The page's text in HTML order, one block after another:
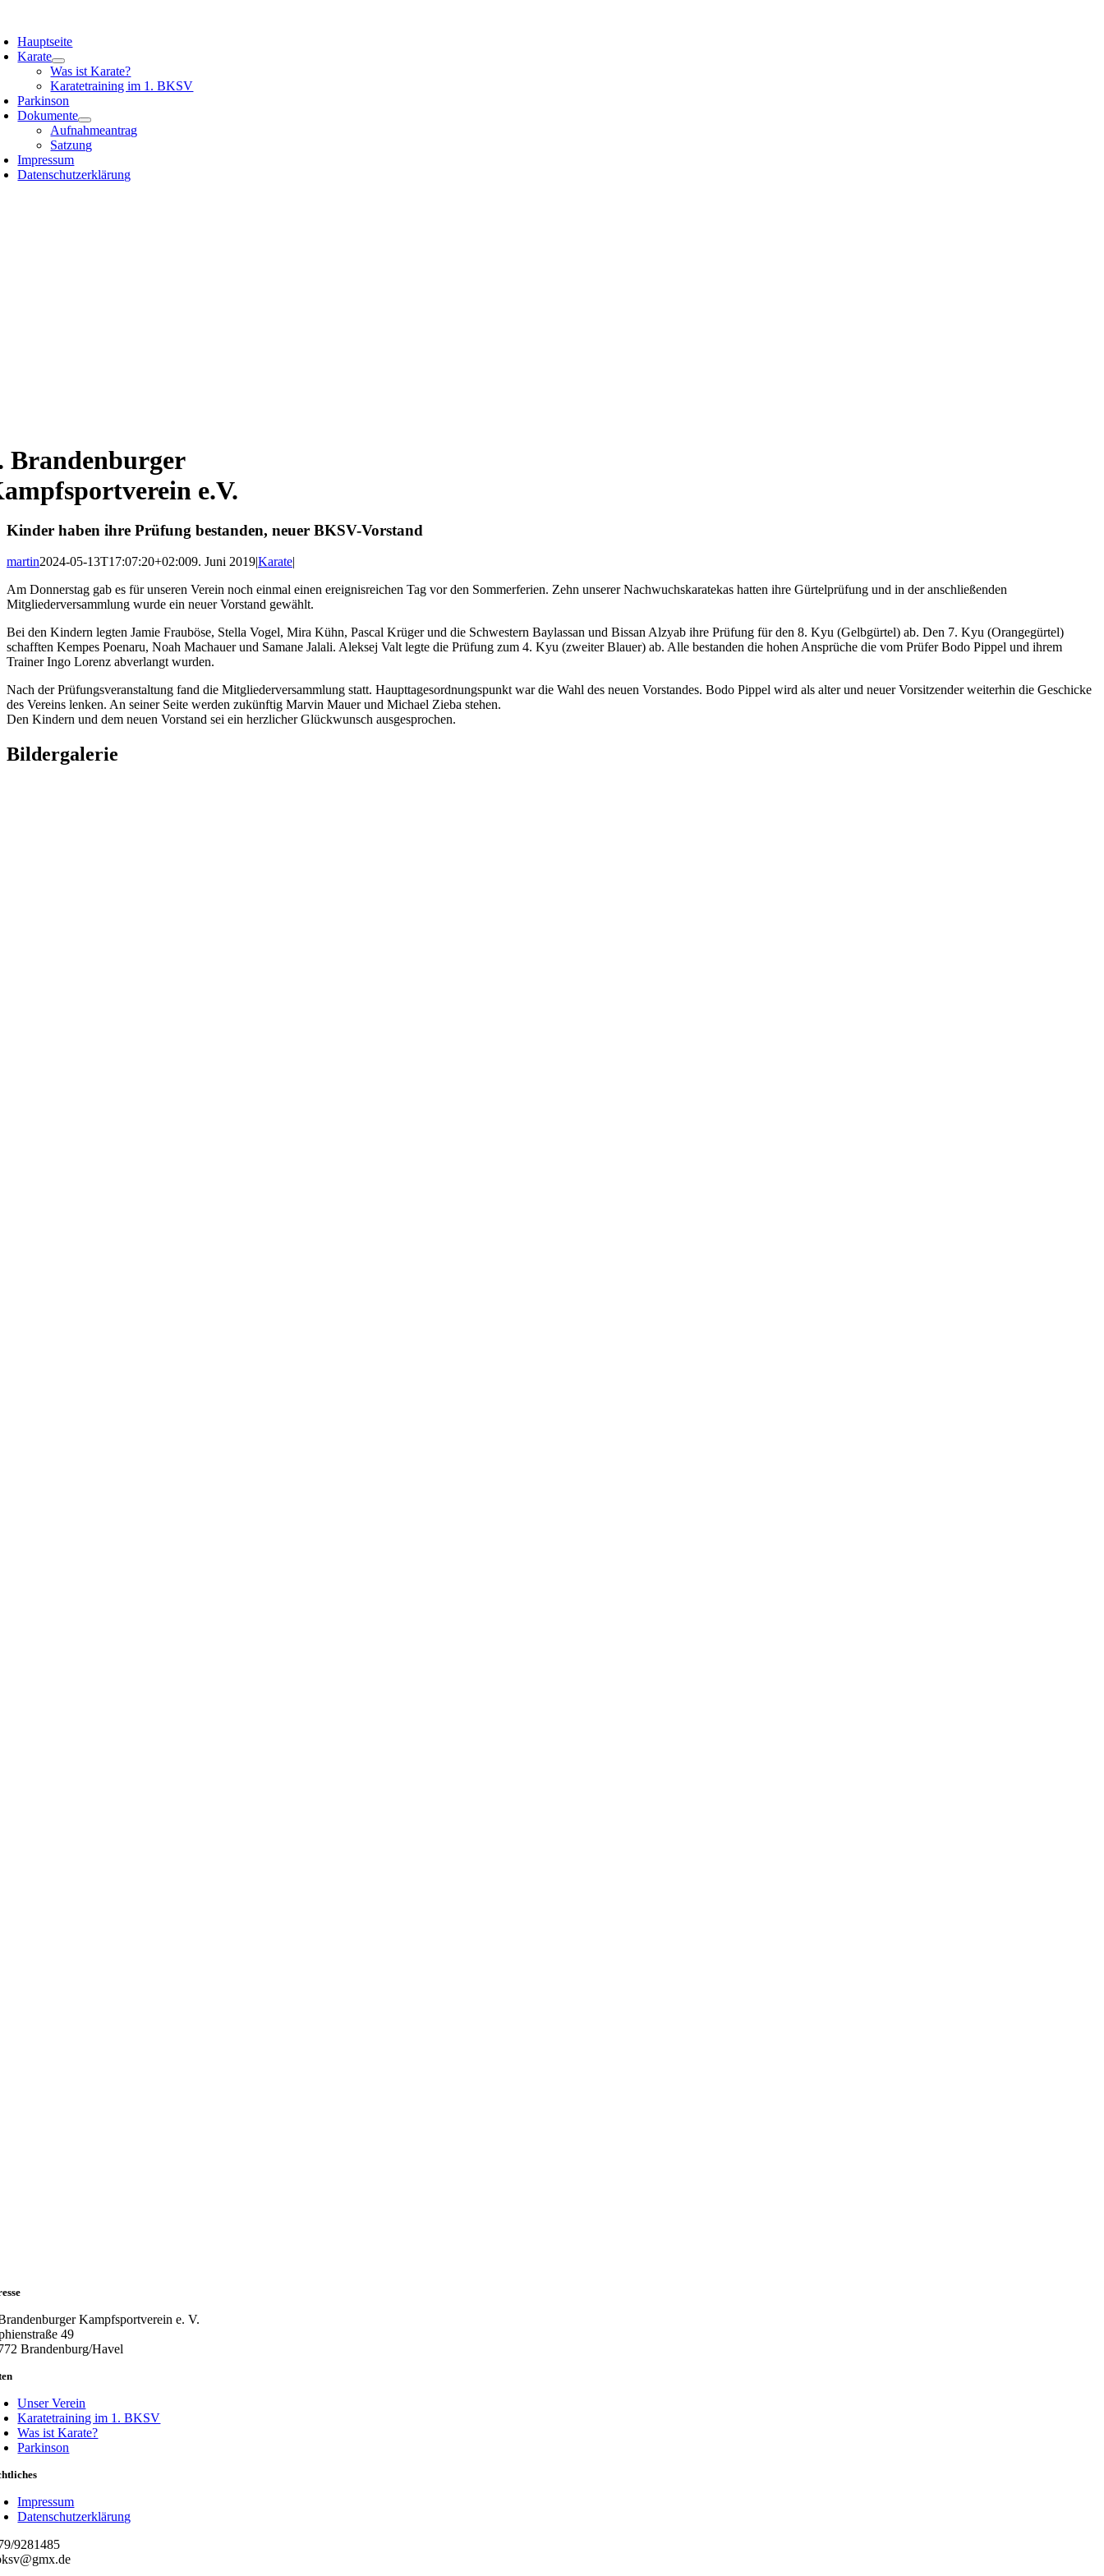
springen
Hauptseite
Karate
Was ist Karate?
Karatetraining im 1. BKSV
Parkinson
Dokumente
Aufnahmeantrag
Satzung
Impressum
Datenschutzerklärung
Brandenburger
e.V.
Kinder haben ihre Prüfung bestanden, neuer BKSV-Vorstand
martin2024-05-13T17:07:20+02:009. Juni 2019|Karate|
Am Donnerstag gab es für unseren Verein noch einmal einen ereignisreichen Tag vor den Sommerferien. Zehn unserer Nachwuchskaratekas hatten ihre Gürtelprüfung und in der anschließenden
Mitgliederversammlung wurde ein neuer Vorstand gewählt.
Bei den Kindern legten Jamie Frauböse, Stella Vogel, Mira Kühn, Pascal Krüger und die Schwestern Baylassan und Bissan Alzyab ihre Prüfung für den 8. Kyu (Gelbgürtel) ab. Den 7. Kyu (Orangegürtel)
schafften Kempes Poenaru, Noah Machauer und Samane Jalali. Aleksej Valt legte die Prüfung zum 4. Kyu (zweiter Blauer) ab. Alle bestanden die hohen Ansprüche die vom Prüfer Bodo Pippel und ihrem
Trainer Ingo Lorenz abverlangt wurden.
Nach der Prüfungsveranstaltung fand die Mitgliederversammlung statt. Haupttagesordnungspunkt war die Wahl des neuen Vorstandes. Bodo Pippel wird als alter und neuer Vorsitzender weiterhin die Geschicke
des Vereins lenken. An seiner Seite werden zukünftig Marvin Mauer und Michael Zieba stehen.
Den Kindern und dem neuen Vorstand sei ein herzlicher Glückwunsch ausgesprochen.
Bildergalerie
Kampfsportverein e. V.
49
Brandenburg/Havel
Unser Verein
Karatetraining im 1. BKSV
Was ist Karate?
Parkinson
Impressum
Datenschutzerklärung
9281485